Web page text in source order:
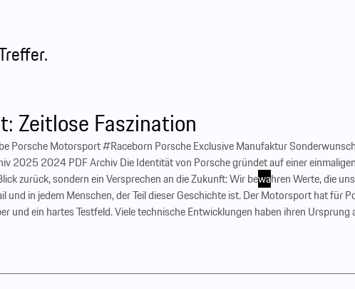
Zeitlose Faszination
Porsche Motorsport #Raceborn Porsche Exclusive Manufaktur
2025 2024 PDF Archiv Die Identität von Porsche gründet auf einer
zurück, sondern ein Versprechen an die Zukunft: Wir bewahren Werte, die
und in jedem Menschen, der Teil dieser Geschichte ist. Der Motorsport hat für
und ein hartes Testfeld. Viele technische Entwicklungen haben ihren